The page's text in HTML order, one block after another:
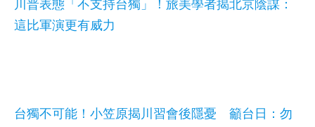
川普表態「不支持台獨」！旅美學者揭北京陰謀：
這比軍演更有威力
台獨不可能！小笠原揭川習會後隱憂 籲台日：勿